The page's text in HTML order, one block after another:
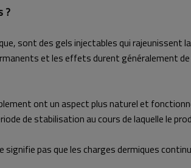
?
sont des gels injectables qui rajeunissent
et les effets durent généralement
ont un aspect plus naturel et
de stabilisation au cours de laquelle le
pas que les charges dermiques